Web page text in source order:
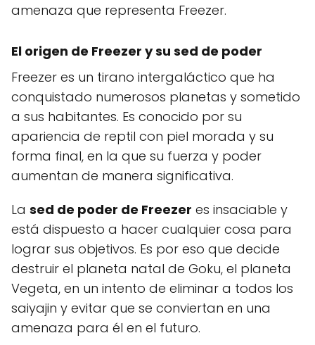
amenaza que representa Freezer.
El origen de Freezer y su sed de poder
Freezer es un tirano intergaláctico que ha
conquistado numerosos planetas y sometido
a sus habitantes. Es conocido por su
apariencia de reptil con piel morada y su
forma final, en la que su fuerza y poder
aumentan de manera significativa.
La sed de poder de Freezer es insaciable y
está dispuesto a hacer cualquier cosa para
lograr sus objetivos. Es por eso que decide
destruir el planeta natal de Goku, el planeta
Vegeta, en un intento de eliminar a todos los
saiyajin y evitar que se conviertan en una
amenaza para él en el futuro.